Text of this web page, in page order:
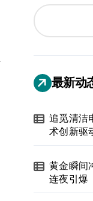
最新动
追觅清洁
术创新驱
黄金瞬间
连夜引爆